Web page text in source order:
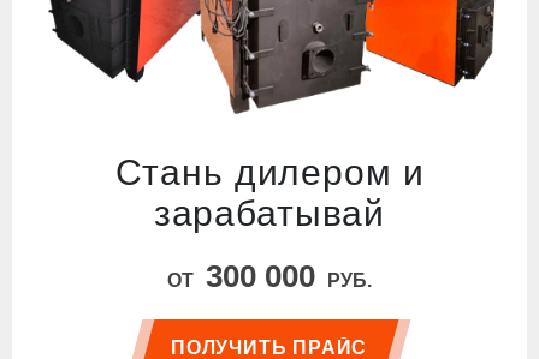
Стань дилером и
зарабатывай
ОТ 300 000 РУБ.
ПОЛУЧИТЬ ПРАЙС